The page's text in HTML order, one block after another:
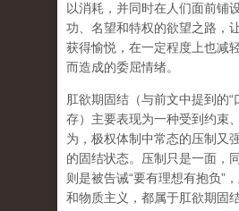
以消耗，并同时在人们面前铺
功、名望和特权的欲望之路，
获得愉悦，在一定程度上也减
而造成的委屈情绪。
肛欲期固结 （与前文中提到的“
存）主要表现为一种受到约束
为，极权体制中常态的压制又
的固结状态。压制只是一面，
则是被告诫“要有理想有抱负”
和物质主义，都属于肛欲期固结